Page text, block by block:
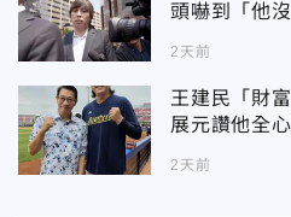
頭嚇到「他
2天前
王建民「財
展元讚他全
2天前